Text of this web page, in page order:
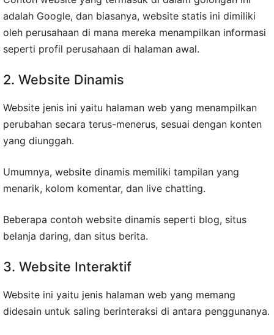
adalah Google, dan biasanya, website statis ini dimiliki
oleh perusahaan di mana mereka menampilkan informasi
seperti profil perusahaan di halaman awal.
2. Website Dinamis
Website jenis ini yaitu halaman web yang menampilkan
perubahan secara terus-menerus, sesuai dengan konten
yang diunggah.
Umumnya, website dinamis memiliki tampilan yang
menarik, kolom komentar, dan live chatting.
Beberapa contoh website dinamis seperti blog, situs
belanja daring, dan situs berita.
3. Website Interaktif
Website ini yaitu jenis halaman web yang memang
didesain untuk saling berinteraksi di antara penggunanya.